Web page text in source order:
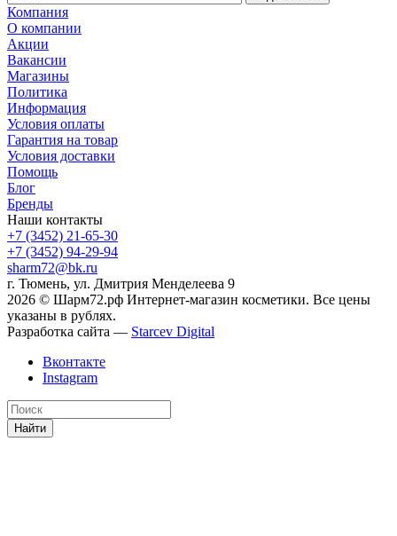
Компания
О компании
Акции
Вакансии
Магазины
Политика
Информация
Условия оплаты
Гарантия на товар
Условия доставки
Помощь
Блог
Бренды
Наши контакты
+7 (3452) 21-65-30
+7 (3452) 94-29-94
sharm72@bk.ru
г. Тюмень, ул. Дмитрия Менделеева 9
2026 © Шарм72.рф Интернет-магазин косметики. Все цены
указаны в рублях.
Разработка сайта — Starcev Digital
Вконтакте
Instagram
Найти